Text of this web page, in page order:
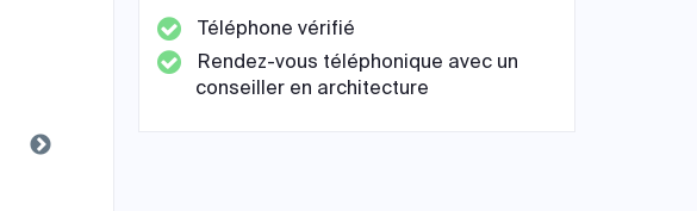
Téléphone vérifié
Rendez-vous téléphonique avec un
conseiller en architecture